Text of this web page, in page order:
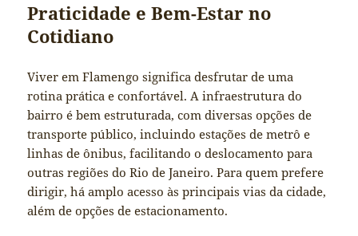
Praticidade e Bem-Estar no
Cotidiano
Viver em Flamengo significa desfrutar de uma
rotina prática e confortável. A infraestrutura do
bairro é bem estruturada, com diversas opções de
transporte público, incluindo estações de metrô e
linhas de ônibus, facilitando o deslocamento para
outras regiões do Rio de Janeiro. Para quem prefere
dirigir, há amplo acesso às principais vias da cidade,
além de opções de estacionamento.